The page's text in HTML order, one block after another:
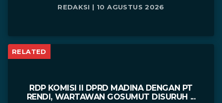
REDAKSI | 10 AGUSTUS 2026
RELATED
RDP KOMISI II DPRD MADINA DENGAN PT
RENDI, WARTAWAN GOSUMUT DISURUH ...